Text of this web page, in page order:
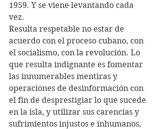
1959. Y se viene levantando cada
vez.
Resulta respetable no estar de
acuerdo con el proceso cubano, con
el socialismo, con la revolución. Lo
que resulta indignante es fomentar
las innumerables mentiras y
operaciones de desinformación con
el fin de desprestigiar lo que sucede
en la isla, y utilizar sus carencias y
sufrimientos injustos e inhumanos,